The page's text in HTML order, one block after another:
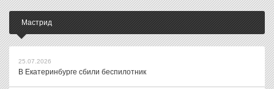
Мастрид
25.07.2026
В Екатеринбурге сбили беспилотник